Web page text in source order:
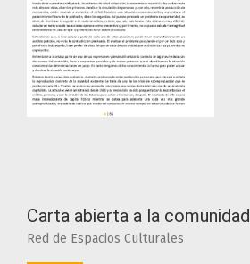
Carta abierta a la comunidad
Red de Espacios Culturales